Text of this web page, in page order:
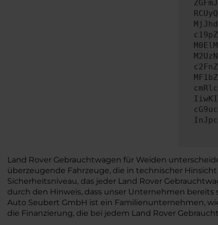
Land Rover Gebrauchtwagen für Weiden
überzeugende Fahrzeuge, die in technischer
Sicherheitsniveau, das jeder Land Rover
durch den Hinweis, dass unser Unternehmen
Auto Seubert GmbH ist ein Familienunternehmen,
die Finanzierung, die bei jedem Land Rover